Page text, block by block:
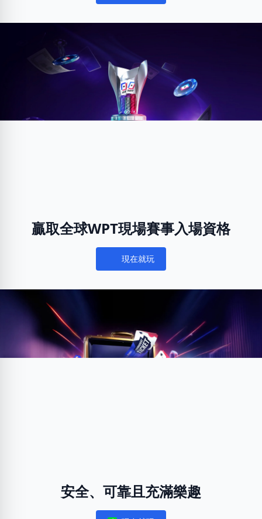
贏取全球WPT現場賽事入場資格
Notifications
現在就玩
安全、可靠且充滿樂趣